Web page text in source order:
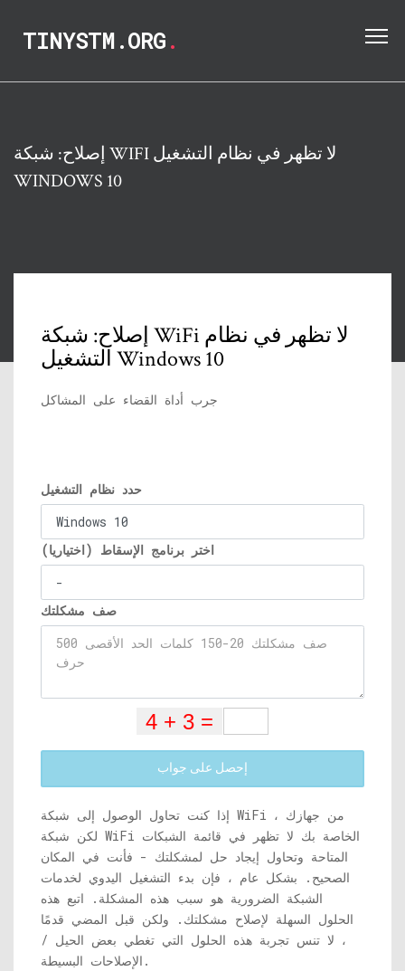
TINYSTM.ORG.
إصلاح: شبكة WIFI لا تظهر في نظام التشغيل
WINDOWS 10
إصلاح: شبكة WiFi لا تظهر في نظام
التشغيل Windows 10
جرب أداة القضاء على المشاكل
حدد نظام التشغيل
اختر برنامج الإسقاط (اختياريا)
صف مشكلتك
إحصل على جواب
إذا كنت تحاول الوصول إلى شبكة WiFi من جهازك ،
لكن شبكة WiFi الخاصة بك لا تظهر في قائمة الشبكات
المتاحة وتحاول إيجاد حل لمشكلتك - فأنت في المكان
الصحيح. بشكل عام ، فإن بدء التشغيل اليدوي لخدمات
الشبكة الضرورية هو سبب هذه المشكلة. اتبع هذه
الحلول السهلة لإصلاح مشكلتك. ولكن قبل المضي قدمًا
، لا تنس تجربة هذه الحلول التي تغطي بعض الحيل /
الإصلاحات البسيطة.